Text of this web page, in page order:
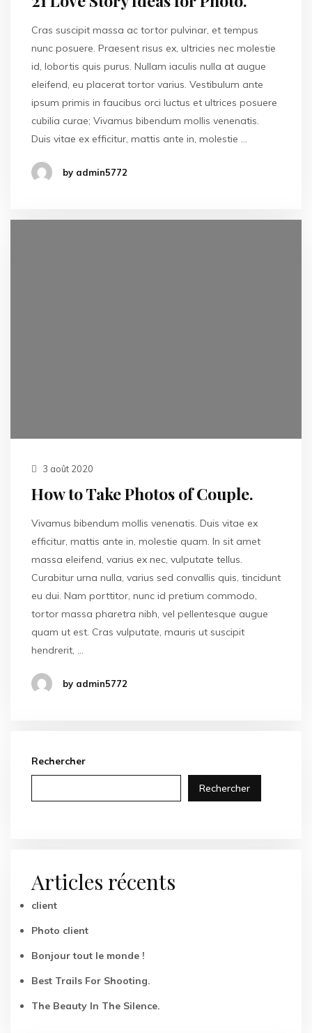
Cras suscipit massa ac tortor pulvinar, et tempus
nunc posuere. Praesent risus ex, ultricies nec molestie
id, lobortis quis purus. Nullam iaculis nulla at augue
eleifend, eu placerat tortor varius. Vestibulum ante
ipsum primis in faucibus orci luctus et ultrices posuere
cubilia curae; Vivamus bibendum mollis venenatis.
Duis vitae ex efficitur, mattis ante in, molestie …
by admin5772
3 août 2020
How to Take Photos of Couple.
Vivamus bibendum mollis venenatis. Duis vitae ex
efficitur, mattis ante in, molestie quam. In sit amet
massa eleifend, varius ex nec, vulputate tellus.
Curabitur urna nulla, varius sed convallis quis, tincidunt
eu dui. Nam porttitor, nunc id pretium commodo,
tortor massa pharetra nibh, vel pellentesque augue
quam ut est. Cras vulputate, mauris ut suscipit
hendrerit, …
by admin5772
Rechercher
Rechercher
Articles récents
client
Photo client
Bonjour tout le monde !
Best Trails For Shooting.
The Beauty In The Silence.